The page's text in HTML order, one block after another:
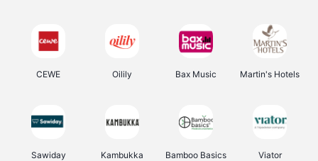
CEWE Oilily Bax Music Martin's Hotels
Sawiday Kambukka Bamboo Basics Viator